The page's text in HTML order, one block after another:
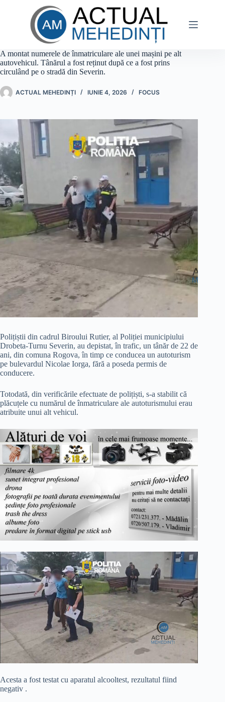
A montat numerele de înmatriculare ale unei mașini pe alt
autovehicul. Tânărul a fost reținut după ce a fost prins
circulând pe o stradă din Severin.
ACTUAL MEHEDINȚI IUNIE 4, 2026 FOCUS
Polițiștii din cadrul Biroului Rutier, al Poliției municipiului
Drobeta-Turnu Severin, au depistat, în trafic, un tânăr de 22 de
ani, din comuna Rogova, în timp ce conducea un autoturism
pe bulevardul Nicolae Iorga, fără a poseda permis de
conducere.
Totodată, din verificările efectuate de polițiști, s-a stabilit că
plăcuțele cu numărul de înmatriculare ale autoturismului erau
atribuite unui alt vehicul.
Acesta a fost testat cu aparatul alcooltest, rezultatul fiind
negativ .